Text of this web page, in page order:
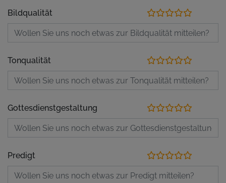
Bildqualität
Tonqualität
Gottesdienstgestaltung
Predigt